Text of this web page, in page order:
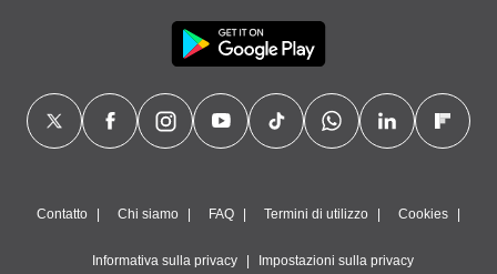
Contatto Chi siamo FAQ Termini di utilizzo Cookies
Informativa sulla privacy Impostazioni sulla privacy